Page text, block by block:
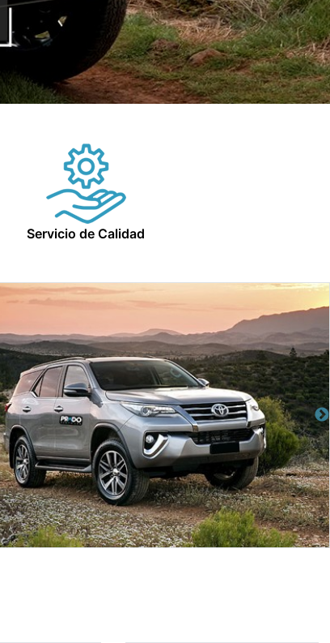
Servicio de Calidad